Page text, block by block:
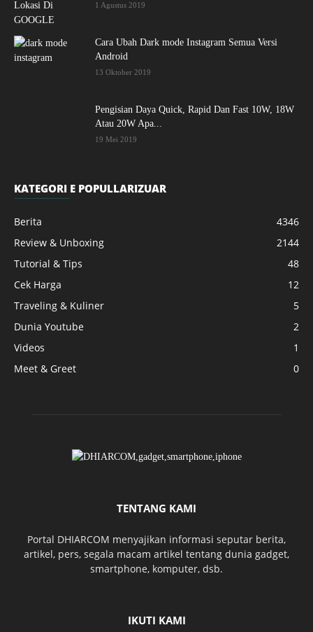
1 Agustus 2019
Cara Ubah Dark mode Instagram Semua Versi
Android
13 Oktober 2019
Pengisian Daya Quick, Rapid Dan Fast 10W, 18W
Atau 20W Apa...
19 Mei 2019
KATEGORI E POPULLARIZUAR
Berita
4346
Review & Unboxing
2144
Tutorial & Tips
48
Cek Harga
12
Traveling & Kuliner
5
Dunia Youtube
2
Videos
1
Meet & Greet
0
TENTANG KAMI
Portal DHIARCOM menyajikan informasi seputar berita,
artikel, pers, segala macam artikel tentang dunia gadget,
smartphone, komputer, dsb.
IKUTI KAMI